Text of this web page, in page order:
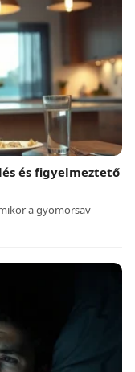
és figyelmeztető
a gyomorsav